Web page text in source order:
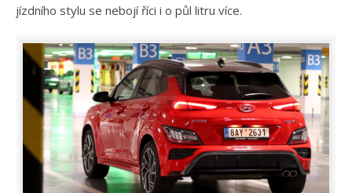
jízdního stylu se nebojí říci i o půl litru více.